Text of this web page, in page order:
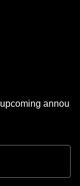
annou